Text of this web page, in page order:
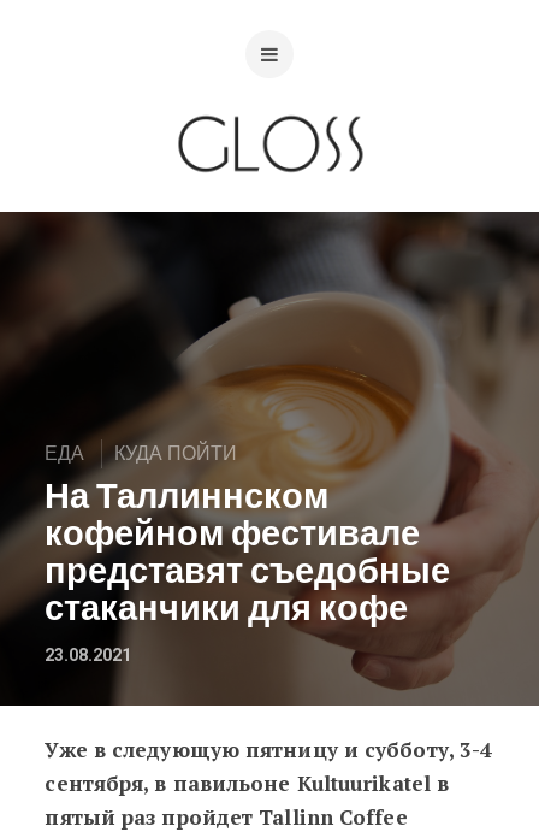
ЕДА КУДА ПОЙТИ
На Таллиннском
кофейном фестивале
представят съедобные
стаканчики для кофе
23.08.2021
На Таллиннском кофейном
Уже в следующую пятницу и субботу, 3-4
сентября, в павильоне Kultuurikatel в
пятый раз пройдет Tallinn Coffee